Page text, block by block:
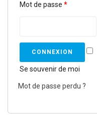
Mot de passe *
Se souvenir de moi
Mot de passe perdu ?